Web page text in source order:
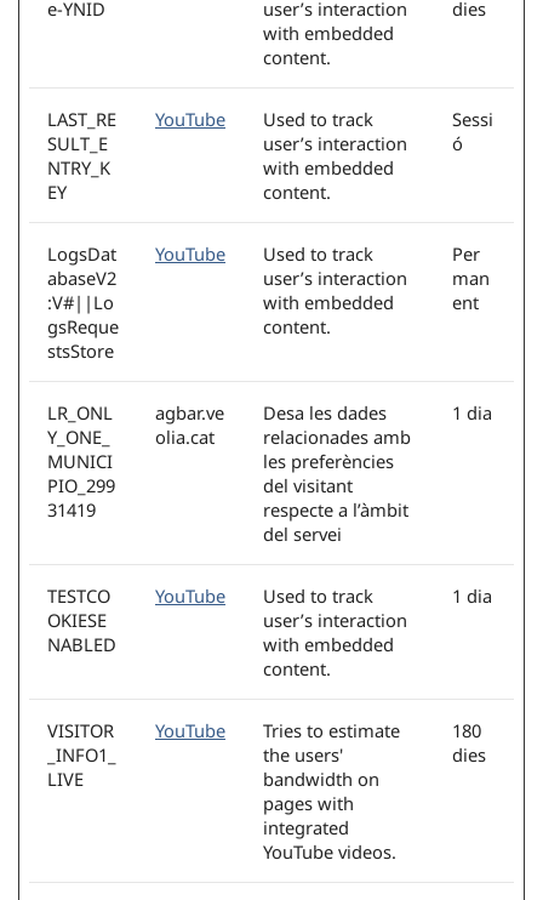
e-YNID
user’s interaction
with embedded
content.
dies
LAST_RE
SULT_E
NTRY_K
EY
YouTube
Used to track
user’s interaction
with embedded
content.
Sessi
ó
LogsDat
abaseV2
:V#||Lo
gsReque
stsStore
YouTube
Used to track
user’s interaction
with embedded
content.
Per
man
ent
LR_ONL
Y_ONE_
MUNICI
PIO_299
31419
agbar.ve
olia.cat
Desa les dades
relacionades amb
les preferències
del visitant
respecte a l’àmbit
del servei
1 dia
TESTCO
OKIESE
NABLED
YouTube
Used to track
user’s interaction
with embedded
content.
1 dia
VISITOR
_INFO1_
LIVE
YouTube
Tries to estimate
the users'
bandwidth on
pages with
integrated
YouTube videos.
180
dies